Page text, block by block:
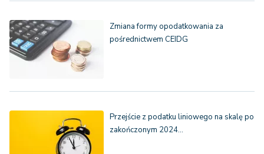
Zmiana formy opodatkowania za
pośrednictwem CEIDG
Przejście z podatku liniowego na skalę po
zakończonym 2024…